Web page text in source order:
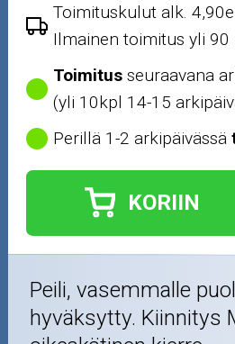
Toimituskulut alk. 4,90e
Ilmainen toimitus yli 90
Toimitus seuraavana
(yli 10kpl 14-15
Perillä 1-2 arkipäivässä
KORIIN
Peili, vasemmalle
hyväksytty. Kiinnitys